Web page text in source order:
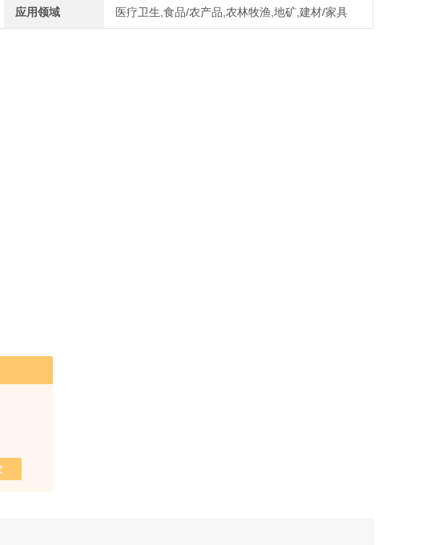
应用领域 医疗卫生,食品/农产品,农林牧渔,地矿,建材/家具